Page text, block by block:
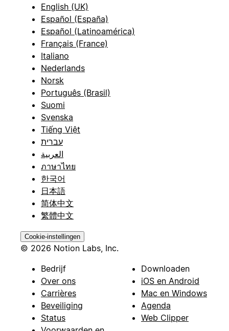
English (UK)
Español (España)
Español (Latinoamérica)
Français (France)
Italiano
Nederlands
Norsk
Português (Brasil)
Suomi
Svenska
Tiếng Việt
עברית
العربية
ภาษาไทย
한국어
日本語
简体中文
繁體中文
Cookie-instellingen
© 2026 Notion Labs, Inc.
Bedrijf
Over ons
Carrières
Beveiliging
Status
Downloaden
iOS en Android
Mac en Windows
Agenda
Web Clipper